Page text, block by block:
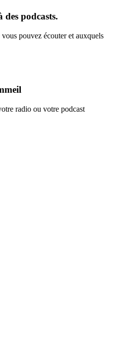
des podcasts.
pouvez écouter et auxquels
radio ou votre podcast